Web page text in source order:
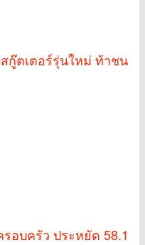
กู๊ตเตอร์รุ่นใหม่ ท้าชน
รอบครัว ประหยัด 58.1